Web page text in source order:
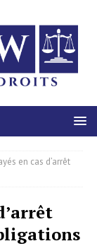
en cas d’arrêt